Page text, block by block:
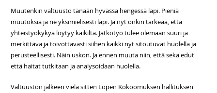
Muutenkin valtuusto tänään hyvässä hengessä läpi. Pieniä
muutoksia ja ne yksimielisesti läpi. Ja nyt onkin tärkeää, että
yhteistyökykyä löytyy kaikilta. Jatkotyö tulee olemaan suuri ja
merkittävä ja toivottavasti siihen kaikki nyt sitoutuvat huolella ja
perusteellisesti. Näin uskon. Ja ennen muuta niin, että sekä edut
että haitat tutkitaan ja analysoidaan huolella.
Valtuuston jälkeen vielä sitten Lopen Kokoomuksen hallituksen